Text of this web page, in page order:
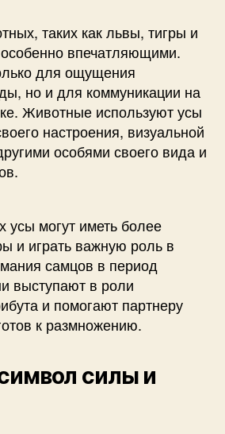
таких как львы, тигры и
впечатляющими.
для ощущения
но и для коммуникации на
Животные используют усы
настроения, визуальной
особями своего вида и
усы могут иметь более
и играть важную роль в
самцов в период
выступают в роли
и помогают партнеру
к размножению.
силы и